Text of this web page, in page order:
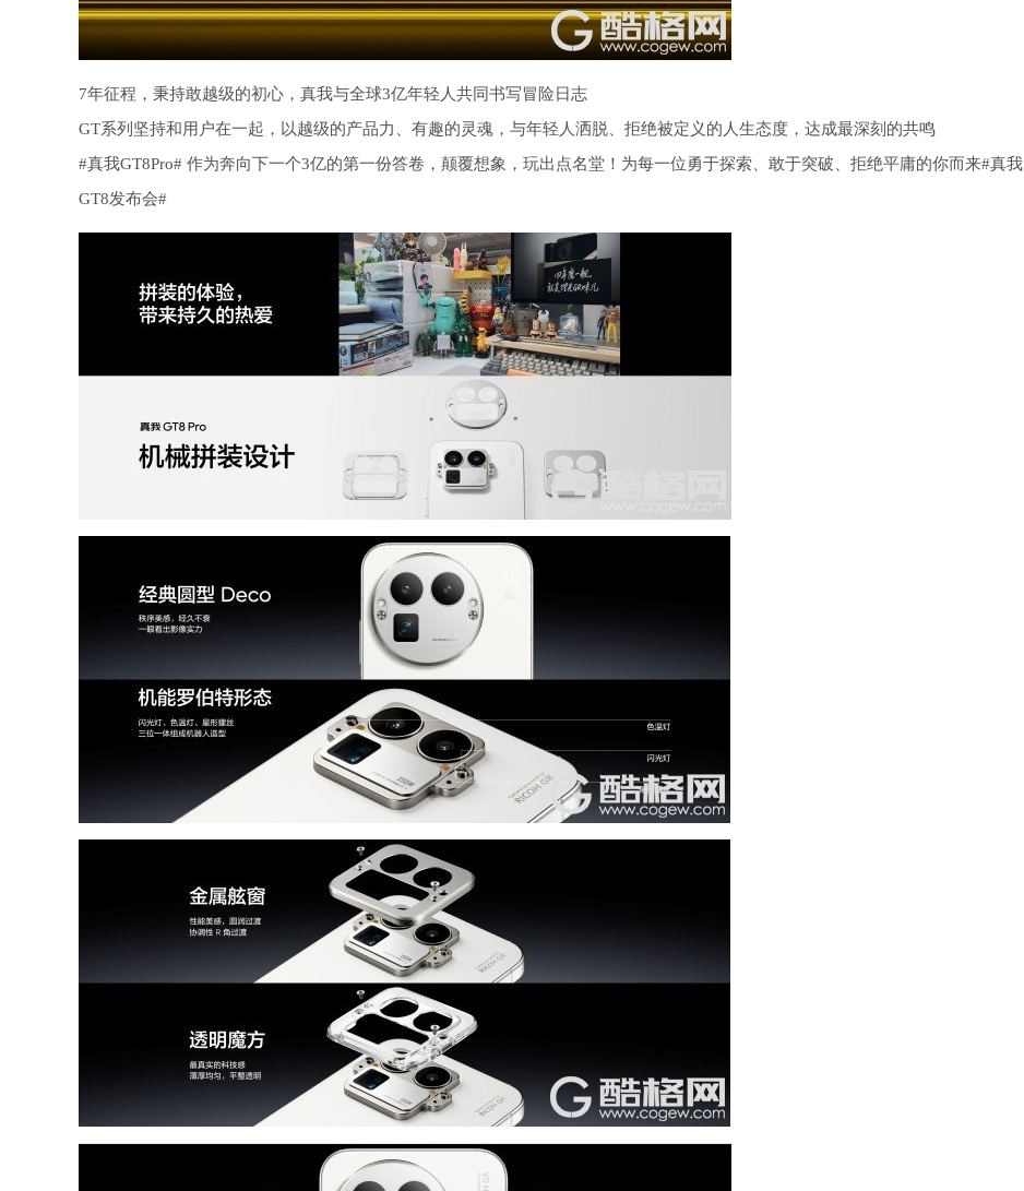
7年征程，秉持敢越级的初心，真我与全球3亿年轻人共同书写冒险日志
GT系列坚持和用户在一起，以越级的产品力、有趣的灵魂，与年轻人洒脱、拒绝被定义的人生态度，达成最深刻的共鸣
#真我GT8Pro# 作为奔向下一个3亿的第一份答卷，颠覆想象，玩出点名堂！为每一位勇于探索、敢于突破、拒绝平庸的你而来#真我
GT8发布会#